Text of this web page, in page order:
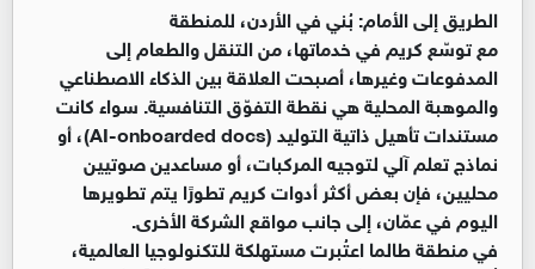
الطريق إلى الأمام: بُني في الأردن، للمنطقة
مع توسّع كريم في خدماتها، من التنقل والطعام إلى
المدفوعات وغيرها، أصبحت العلاقة بين الذكاء الاصطناعي
والموهبة المحلية هي نقطة التفوّق التنافسية. سواء كانت
مستندات تأهيل ذاتية التوليد (AI-onboarded docs)، أو
نماذج تعلم آلي لتوجيه المركبات، أو مساعدين صوتيين
محليين، فإن بعض أكثر أدوات كريم تطورًا يتم تطويرها
اليوم في عمّان، إلى جانب مواقع الشركة الأخرى.
في منطقة طالما اعتُبرت مستهلكة للتكنولوجيا العالمية،